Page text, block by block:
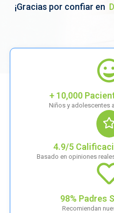
¡Gracias por confiar en
+ 10,000
Niños y adolescentes
4.9/5
Basado en opiniones
98% Padres
Recomiendan